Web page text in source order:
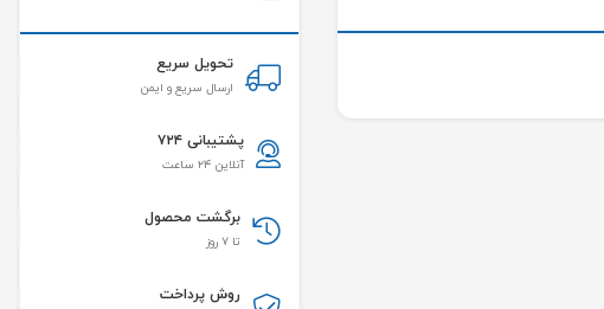
تحویل سریع
ارسال سریع و ایمن
پشتیبانی ۷۲۴
آنلاین ۲۴ ساعت
برگشت محصول
تا ۷ روز
روش پرداخت